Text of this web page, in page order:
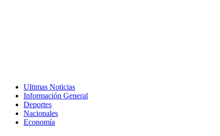
Ultimas Noticias
Información General
Deportes
Nacionales
Economía